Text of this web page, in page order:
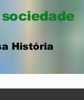
História